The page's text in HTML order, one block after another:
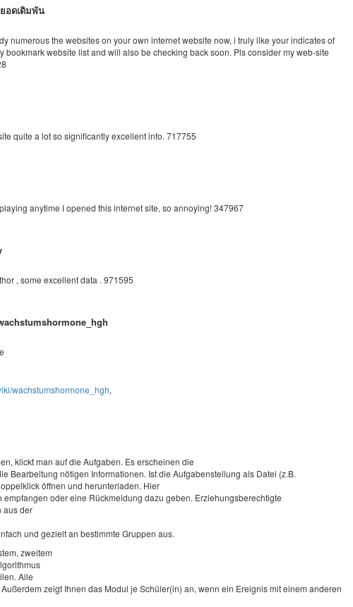
อดเดิมพัน
numerous the websites on your own internet website now, i truly like your indicates of
bookmark website list and will also be checking back soon. Pls consider my web-site
quite a lot so significantly excellent info. 717755
anytime I opened this internet site, so annoying! 347967
, some excellent data . 971595
wachstumshormone_hgh,
klickt man auf die Aufgaben. Es erscheinen die
Bearbeitung nötigen Informationen. Ist die Aufgabenstellung als Datei (z.B.
öffnen und herunterladen. Hier
oder eine Rückmeldung dazu geben. Erziehungsberechtigte
aus der
und gezielt an bestimmte Gruppen aus.
zweitem
Alle
zeigt Ihnen das Modul je Schüler(in) an, wenn ein Ereignis mit einem anderen